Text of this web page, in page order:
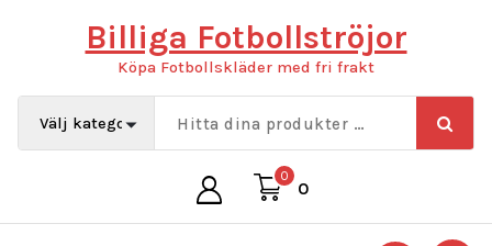
Billiga Fotbollströjor
Köpa Fotbollskläder med fri frakt
0
0